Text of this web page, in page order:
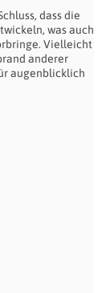
dass die
was auch
Vielleicht
anderer
augenblicklich